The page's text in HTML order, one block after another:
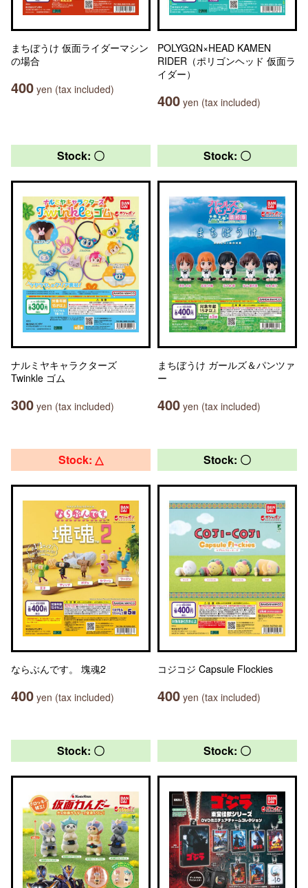
まちぼうけ 仮面ライダーマシン
の場合
400 yen (tax included)
POLYGΩN×HEAD KAMEN
RIDER（ポリゴンヘッド 仮面ラ
イダー）
400 yen (tax included)
Stock: 〇
ナルミヤキャラクターズ
Twinkle ゴム
300 yen (tax included)
Stock: 〇
まちぼうけ ガールズ＆パンツァ
ー
400 yen (tax included)
Stock: △
ならぶんです。 塊魂2
400 yen (tax included)
Stock: 〇
コジコジ Capsule Flockies
400 yen (tax included)
Stock: 〇 Stock: 〇